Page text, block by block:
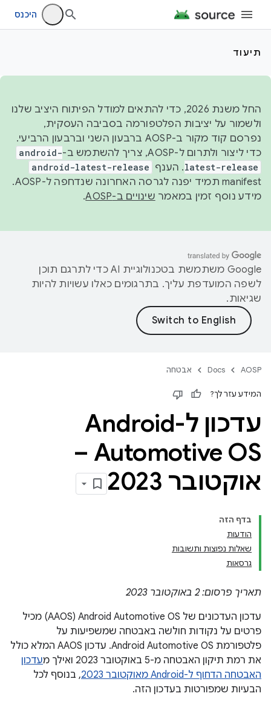
היכנס
תיעוד
החל משנת 2026, כדי להתאים למודל הפיתוח היציב שלנו
ולשמור על יציבות הפלטפורמה בסביבה העסקית,
נפרסם קוד מקור ב-AOSP ברבעון השני וברבעון הרביעי.
כדי ליצור ולתרום ל-AOSP, צריך להשתמש ב-
android-
latest-release. הענף android-latest-release
manifest תמיד יפנה לגרסה האחרונה שנדחפה ל-AOSP.
מידע נוסף זמין במאמר שינויים ב-AOSP .
‫Google משתמשת בטכנולוגיית AI כדי לתרגם תוכן
לשפה המועדפת עליך. בתרגומים כאלו עשויות להיות
שגיאות.
AOSP
Docs אבטחה
המידע עזר לך?
עדכון ל-Android
Automotive OS –
אוקטובר 2023
בדף הזה
הודעות
שאלות נפוצות ותשובות
גרסאות
תאריך פרסום: 2 באוקטובר 2023
עדכון העדכונים של Android Automotive OS‏ (AAOS) מכיל
פרטים על נקודות חולשה באבטחה שמשפיעות על
פלטפורמת Android Automotive OS. עדכון AAOS המלא כולל
את רמת תיקון האבטחה מ-5 באוקטובר 2023 ואילך מ
עדכון
האבטחה הדחוף ל-Android מאוקטובר 2023
, בנוסף לכל
הבעיות שמפורטות בעדכון הזה.